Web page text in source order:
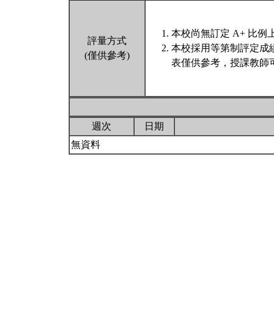
評量方式
(僅供參考)
本校尚無訂定 A+ 比例
本校採用等第制評定成
表僅供參考，授課教師
週次
日期
無資料